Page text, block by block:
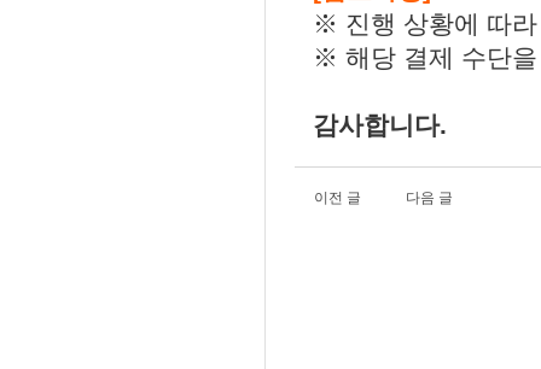
※ 진행 상황에 따
※ 해당 결제 수단
감사합니다.
이전 글 다음 글